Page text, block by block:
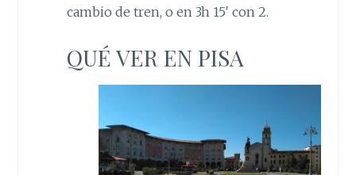
cambio de tren, o en 3h 15′ con 2.
QUÉ VER EN PISA